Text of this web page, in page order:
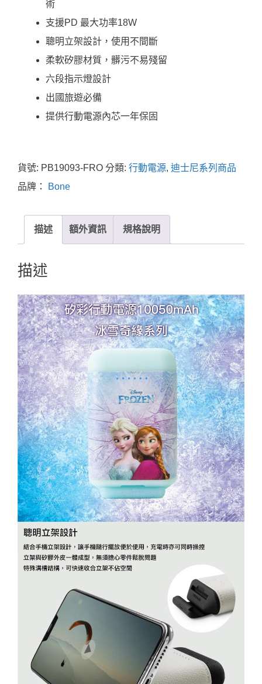
術
支援PD 最大功率18W
聰明立架設計，使用不間斷
柔軟矽膠材質，髒污不易殘留
六段指示燈設計
出國旅遊必備
提供行動電源內芯一年保固
貨號: PB19093-FRO 分類: 行動電源, 迪士尼系列商品
品牌：
Bone
描述 額外資訊 規格說明
描述